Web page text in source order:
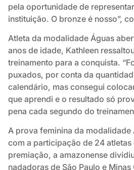
pela oportunidade de
instituição. O bronze é nosso”,
Atleta da modalidade Águas
anos de idade, Kathleen
treinamento para a conquista.
puxados, por conta da
calendário, mas consegui
que aprendi e o resultado só
pena cada segundo do
A prova feminina da modalidade
com a participação de 24
premiação, a amazonense
nadadoras de São Paulo e Minas